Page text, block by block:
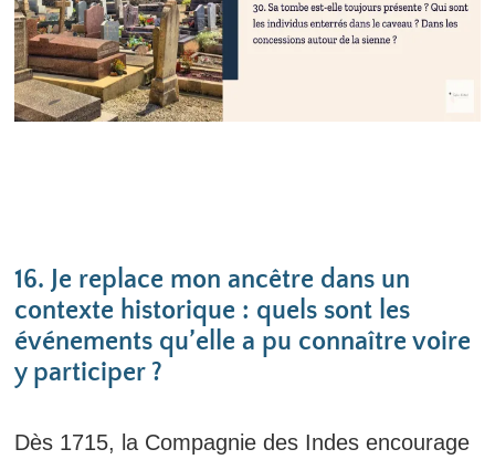
16. Je replace mon ancêtre dans un
contexte historique : quels sont les
événements qu’elle a pu connaître voire
y participer ?
Dès 1715, la Compagnie des Indes encourage